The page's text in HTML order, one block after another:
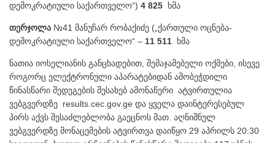
დემოკრატიული საქართველო“) 4 825 ხმა
თერჯოლა №41 მანუჩარ რობაქიძე („ქართული ოცნება-
დემოკრატიული საქართველო“ – 11 511 ხმა
ნათია იოსელიანის განცხადებით, შემაჯამებელი ოქმები, ისევე
როგორც ელექტრონული აპარატებიდან ამობეჭდილი
წინასწარი შედეგების შესახებ ამონაწერი ატვირთულია
ვებგვერდზე results.cec.gov.ge და ყველა დაინტერესებულ
პირს აქვს შესაძლებლობა გაეცნოს მათ. აღნიშნულ
ვებგვერდზე მონაცემების ატვირთვა დაიწყო 29 აპრილს 20:30